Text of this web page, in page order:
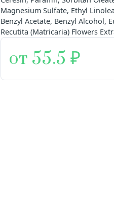
Magnesium Sulfate, Ethyl
Benzyl Acetate, Benzyl Alcohol,
Recutita (Matricaria) Flowers
от 55.5